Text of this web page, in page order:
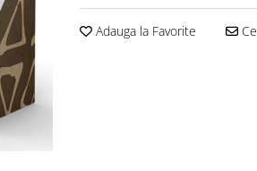
Adauga la Favorite